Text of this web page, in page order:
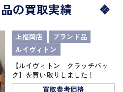
の買取実績
上福岡店
ブランド品
ルイヴィトン
【ルイヴィトン クラッチバッ
ク】を買い取りしました！
買取参考価格